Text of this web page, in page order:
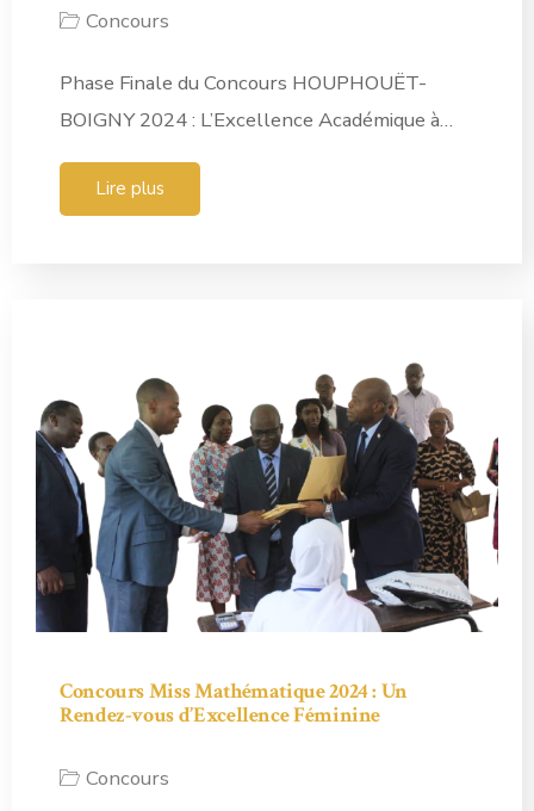
Concours
Phase Finale du Concours HOUPHOUËT-
BOIGNY 2024 : L’Excellence Académique à…
Lire plus
Concours Miss Mathématique 2024 : Un
Rendez-vous d’Excellence Féminine
Concours